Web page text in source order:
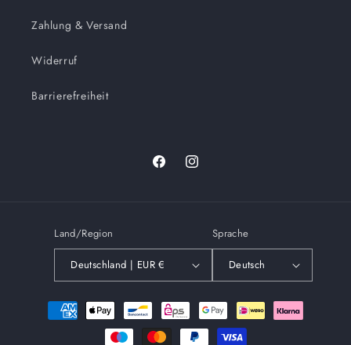
Zahlung & Versand
Widerruf
Barrierefreiheit
FacebookInstagram
Land/Region
Deutschland | EUR €
Sprache
Deutsch
Zahlungsmethoden